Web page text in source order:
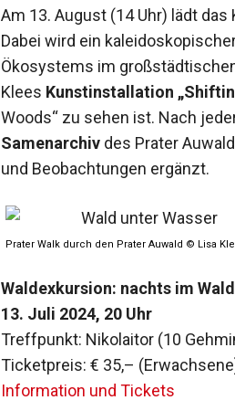
Am 13. August (14 Uhr) lädt
Dabei wird ein
Ökosystems im
Klees Kunstinstallation
Woods“ zu sehen ist. Nach
Samenarchivdes Prater
und Beobachtungen ergänzt.
Prater Walk durch den Prater Auwald © Lisa
Waldexkursion: nachts im
13. Juli 2024, 20 Uhr
Treffpunkt: Nikolaitor (10
Ticketpreis: € 35,–
Information und Tickets